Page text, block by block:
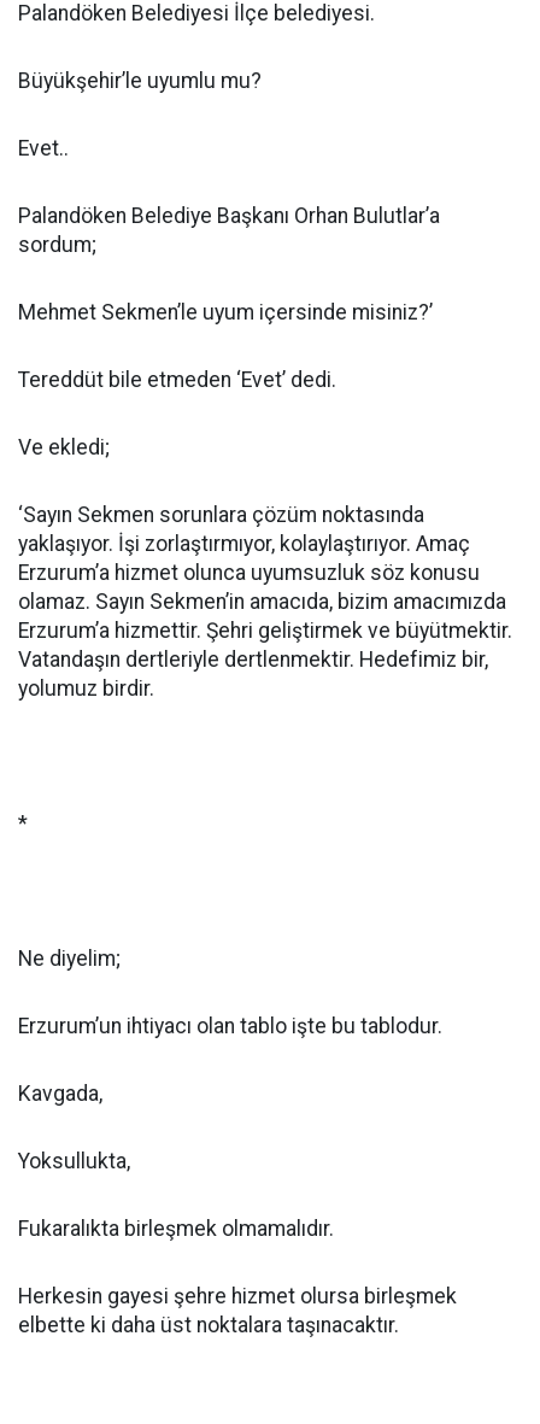
Palandöken Belediyesi İlçe belediyesi.
Büyükşehir’le uyumlu mu?
Evet..
Palandöken Belediye Başkanı Orhan Bulutlar’a
sordum;
Mehmet Sekmen’le uyum içersinde misiniz?’
Tereddüt bile etmeden ‘Evet’ dedi.
Ve ekledi;
‘Sayın Sekmen sorunlara çözüm noktasında
yaklaşıyor. İşi zorlaştırmıyor, kolaylaştırıyor. Amaç
Erzurum’a hizmet olunca uyumsuzluk söz konusu
olamaz. Sayın Sekmen’in amacıda, bizim amacımızda
Erzurum’a hizmettir. Şehri geliştirmek ve büyütmektir.
Vatandaşın dertleriyle dertlenmektir. Hedefimiz bir,
yolumuz birdir.
*
Ne diyelim;
Erzurum’un ihtiyacı olan tablo işte bu tablodur.
Kavgada,
Yoksullukta,
Fukaralıkta birleşmek olmamalıdır.
Herkesin gayesi şehre hizmet olursa birleşmek
elbette ki daha üst noktalara taşınacaktır.